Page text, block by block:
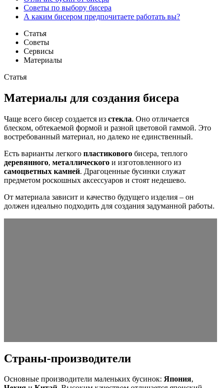
Советы по выбору бисера
А каким бисером предпочитаете работать вы?
Статья
Советы
Сервисы
Материалы
Статья
Материалы для создания бисера
Чаще всего бисер создается из стекла. Оно отличается
блеском, обтекаемой формой и разной цветовой гаммой. Это
востребованный материал, но далеко не единственный.
Есть варианты легкого пластикового бисера, теплого
деревянного, металлического и изготовленного из
самоцветных камней. Драгоценные бусинки служат
предметом роскошных аксессуаров и стоят недешево.
От материала зависит и качество будущего изделия – он
должен идеально подходить для создания задуманной работы.
Страны-производители
Основные производители маленьких бусинок: Япония,